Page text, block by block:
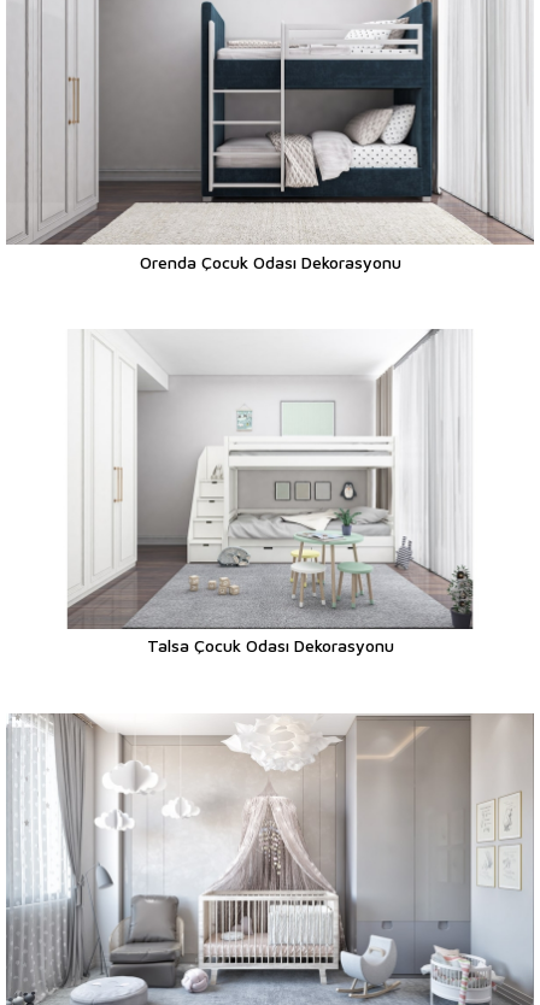
Orenda Çocuk Odası Dekorasyonu
Talsa Çocuk Odası Dekorasyonu